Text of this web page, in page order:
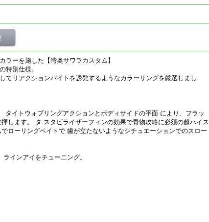
ーを施した【湾奥サワラカスタム】
特別仕様。
リアクションバイトを誘発するようなカラーリングを厳選しまし
イトウォブリングアクションとボディサイドの平面 により、フラッ
します。 タ スタビライザーフィンの効果で青物攻略に必須の超ハイス
ローリングベイトで 歯が立たないようなシチュエーションでのスロー
インアイをチューニング。